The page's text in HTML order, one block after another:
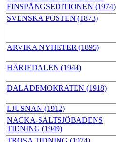
FINSPÅNGSEDITIONEN (1974)
SVENSKA POSTEN (1873)
ARVIKA NYHETER (1895)
HÄRJEDALEN (1944)
DALADEMOKRATEN (1918)
LJUSNAN (1912)
NACKA-SALTSJÖBADENS
TIDNING (1949)